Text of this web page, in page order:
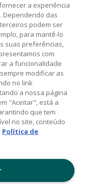
informações e
a missão de mantê-lo
universo da tecnologia.
Nobel Drive,
308 0570
Contato: (11) 5525-7300
a experiência
Dependendo das
podem ser
para mantê-lo
suas preferências,
com
a funcionalidade
modificar as
no link
a nossa página
"Aceitar", está a
que tem
no site, conteúdo
Política de